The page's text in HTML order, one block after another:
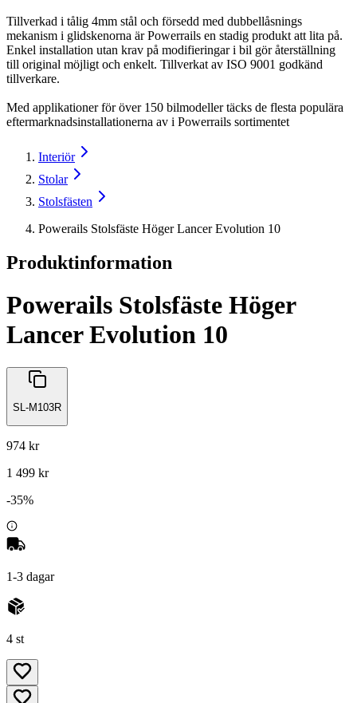
Tillverkad i tålig 4mm stål och försedd med dubbellåsnings
mekanism i glidskenorna är Powerrails en stadig produkt att lita på.
Enkel installation utan krav på modifieringar i bil gör återställning
till original möjligt och enkelt. Tillverkat av ISO 9001 godkänd
tillverkare.
Med applikationer för över 150 bilmodeller täcks de flesta populära
eftermarknadsinstallationerna av i Powerrails sortimentet
Interiör
Stolar
Stolsfästen
Powerails Stolsfäste Höger Lancer Evolution 10
Produktinformation
Powerails Stolsfäste Höger
Lancer Evolution 10
SL-M103R
974 kr
1 499 kr
-35%
1-3 dagar
4 st